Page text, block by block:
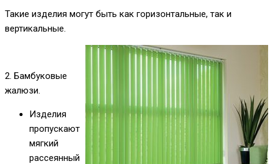
Такие изделия могут быть как горизонтальные, так и
вертикальные.
2. Бамбуковые
жалюзи.
Изделия
пропускают
мягкий
рассеянный